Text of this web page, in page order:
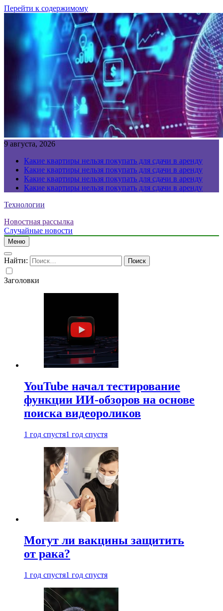
Перейти к содержимому
9 августа, 2026
Какие квартиры нельзя покупать для сдачи в аренду
Какие квартиры нельзя покупать для сдачи в аренду
Какие квартиры нельзя покупать для сдачи в аренду
Какие квартиры нельзя покупать для сдачи в аренду
Технологии
Новостная рассылка
Случайные новости
Меню
Найти:
Заголовки
YouTube начал тестирование
функции ИИ-обзоров на основе
поиска видеороликов
1 год спустя1 год спустя
Могут ли вакцины защитить
от рака?
1 год спустя1 год спустя